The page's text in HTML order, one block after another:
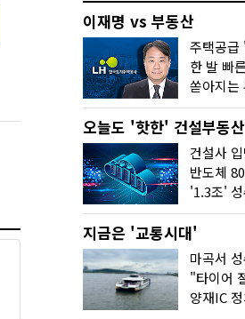
이재명 vs 부동산
오늘도 '핫한' 건설부동산
지금은 '교통시대'